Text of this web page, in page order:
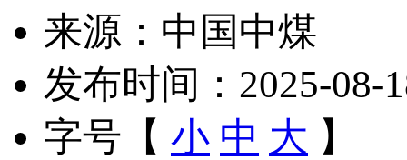
来源：中国中煤
发布时间：2025-08-
字号【 小 中 大 】